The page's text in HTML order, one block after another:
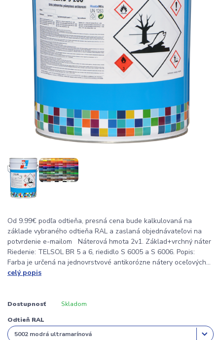
Od 9.99€ podľa odtieňa, presná cena bude kalkulovaná na
základe vybraného odtieňa RAL a zaslaná objednávateľovi na
potvrdenie e-mailom Náterová hmota 2v1. Základ+vrchný náter
Riedenie: TELSOL BR 5 a 6, riedidlo S 6005 a S 6006. Popis:
Farba je určená na jednovrstvové antikorózne nátery oceľových...
celý popis
Dostupnosť Skladom
Odtieň RAL